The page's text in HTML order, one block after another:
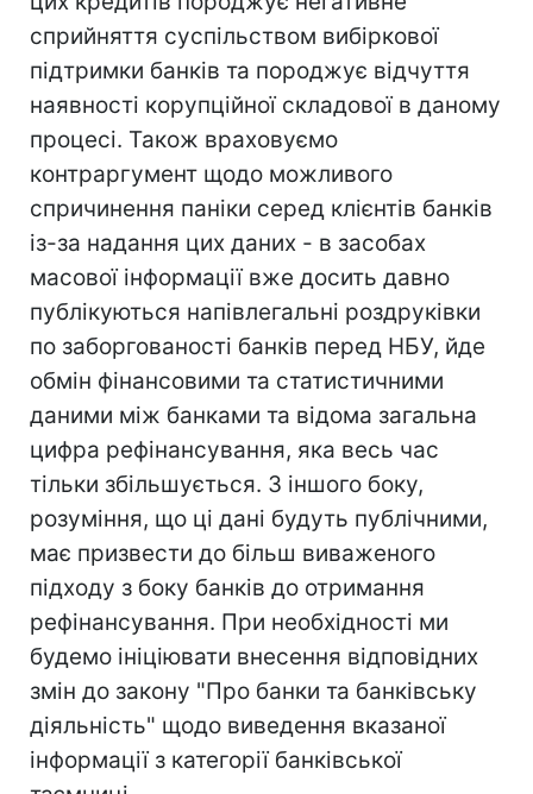
сприйняття суспільством вибіркової
підтримки банків та породжує відчуття
наявності корупційної складової в даному
процесі. Також враховуємо
контраргумент щодо можливого
спричинення паніки серед клієнтів банків
із-за надання цих даних - в засобах
масової інформації вже досить давно
публікуються напівлегальні роздруківки
по заборгованості банків перед НБУ, йде
обмін фінансовими та статистичними
даними між банками та відома загальна
цифра рефінансування, яка весь час
тільки збільшується. З іншого боку,
розуміння, що ці дані будуть публічними,
має призвести до більш виваженого
підходу з боку банків до отримання
рефінансування. При необхідності ми
будемо ініціювати внесення відповідних
змін до закону "Про банки та банківську
діяльність" щодо виведення вказаної
інформації з категорії банківської